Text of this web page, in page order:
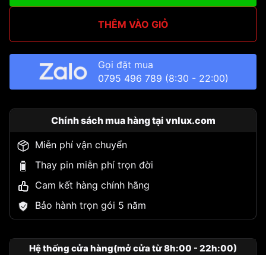
THÊM VÀO GIỎ
Gọi đặt mua
0795 496 789 (8:30 - 22:00)
Chính sách mua hàng tại vnlux.com
Miễn phí vận chuyển
Thay pin miễn phí trọn đời
Cam kết hàng chính hãng
Bảo hành trọn gói 5 năm
Hệ thống cửa hàng(mở cửa từ 8h:00 - 22h:00)